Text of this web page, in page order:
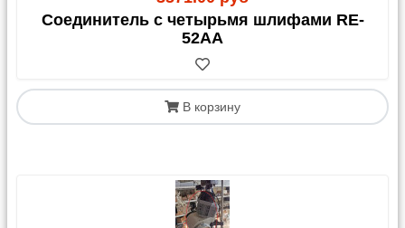
Соединитель с четырьмя шлифами RE-
52AA
В корзину